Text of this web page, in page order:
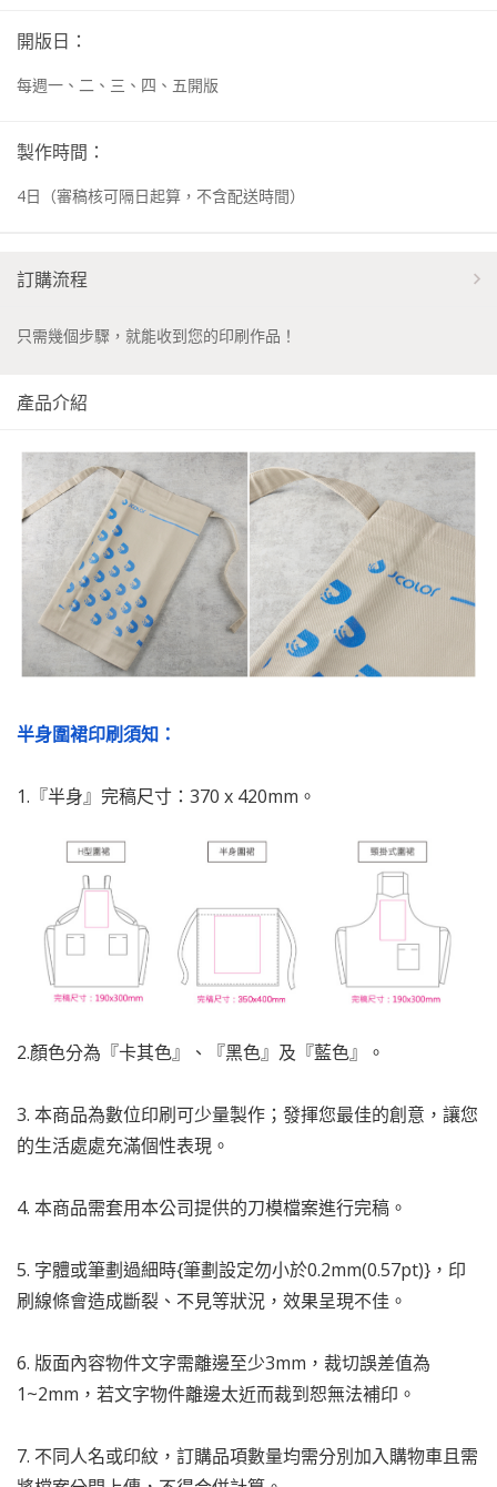
開版日：
每週一、二、三、四、五開版
製作時間：
4日 （審稿核可隔日起算，不含配送時間）
訂購流程
只需幾個步驟，就能收到您的印刷作品！
產品介紹
半身圍裙印刷須知：
1.『半身』完稿尺寸：370 x 420mm。
2.顏色分為『卡其色』、『黑色』及『藍色』。
3. 本商品為數位印刷可少量製作；發揮您最佳的創意，讓您
的生活處處充滿個性表現。
4. 本商品需套用本公司提供的刀模檔案進行完稿。
5. 字體或筆劃過細時{筆劃設定勿小於0.2mm(0.57pt)}，印
刷線條會造成斷裂、不見等狀況，效果呈現不佳。
6. 版面內容物件文字需離邊至少3mm，裁切誤差值為
1~2mm，若文字物件離邊太近而裁到恕無法補印。
7. 不同人名或印紋，訂購品項數量均需分別加入購物車且需